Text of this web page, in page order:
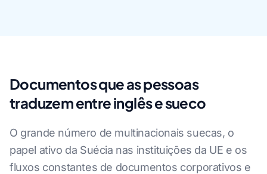
Documentos que as pessoas
traduzem entre inglês e sueco
O grande número de multinacionais suecas, o
papel ativo da Suécia nas instituições da UE e os
fluxos constantes de documentos corporativos e